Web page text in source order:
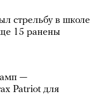
стрельбу в школе
15 ранены
—
Patriot для